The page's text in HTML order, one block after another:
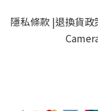
隱私條款|退換貨政